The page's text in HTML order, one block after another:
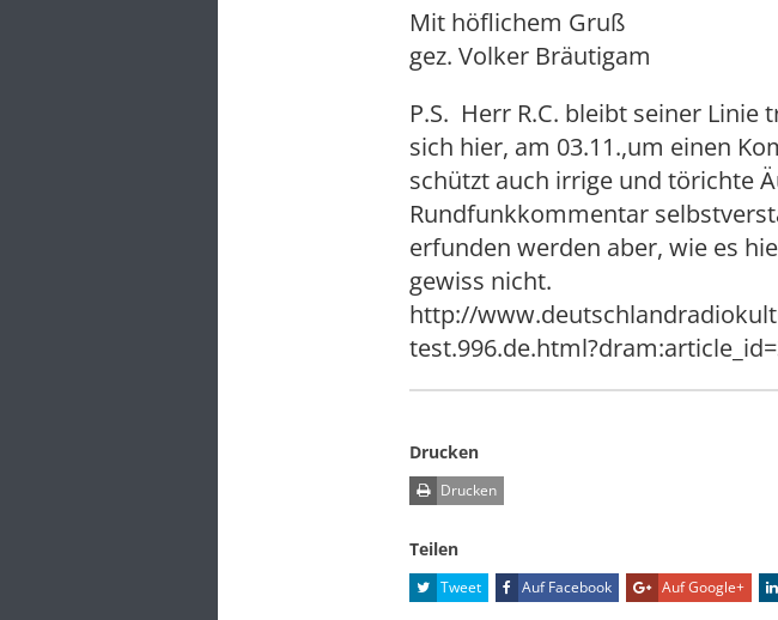
Mit höflichem Gruß
gez. Volker Bräutigam
P.S. Herr R.C. bleibt seiner Linie
sich hier, am 03.11.,um einen
schützt auch irrige und törichte
Rundfunkkommentar
erfunden werden aber, wie es
gewiss nicht.
http://
Drucken
Drucken
Teilen
Tweet Auf Facebook Auf Google+